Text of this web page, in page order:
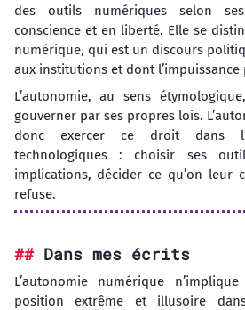
des outils numériques selon
conscience et en liberté. Elle se
numérique, qui est un discours
aux institutions et dont l’impuissance
L’autonomie, au sens
gouverner par ses propres lois.
donc exercer ce droit dans
technologiques : choisir ses
implications, décider ce qu’on leur
refuse.
Dans mes écrits
L’autonomie numérique
position extrême et illusoire